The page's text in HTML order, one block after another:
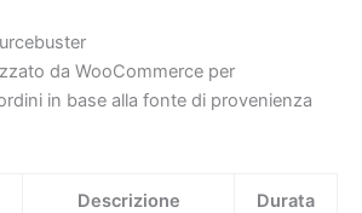
da WooCommerce per
in base alla fonte di provenienza
Descrizione Durata